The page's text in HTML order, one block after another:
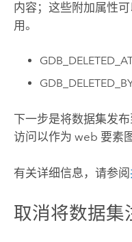
内容；这些附加属性
用。
下一步是将数据集发
访问以作为 web 要素
有关详细信息，请参阅
取消将数据集